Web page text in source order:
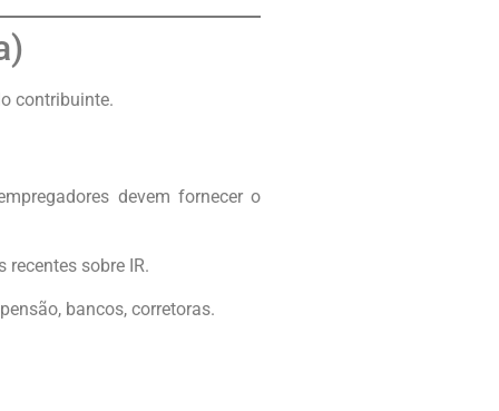
contribuinte.
devem fornecer o
sobre IR.
bancos, corretoras.